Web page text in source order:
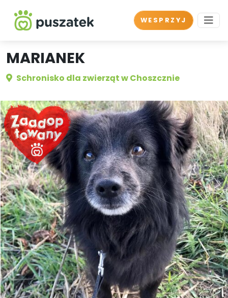
WESPRZYJ
MARIANEK
Schronisko dla zwierząt w Choszcznie